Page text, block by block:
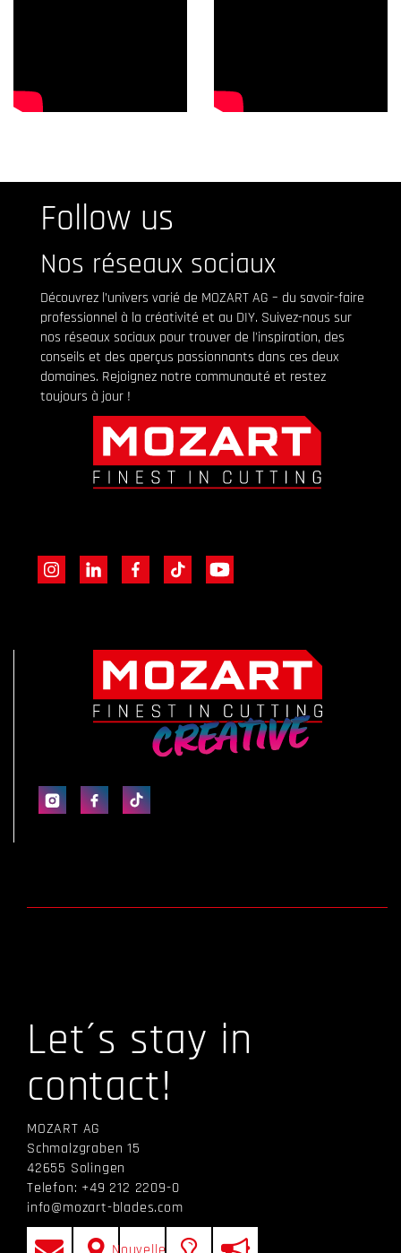
Follow us
Nos réseaux sociaux
Découvrez l’univers varié de MOZART AG – du savoir-faire
professionnel à la créativité et au DIY. Suivez-nous sur
nos réseaux sociaux pour trouver de l'inspiration, des
conseils et des aperçus passionnants dans ces deux
domaines. Rejoignez notre communauté et restez
toujours à jour !
Let´s stay in
contact!
MOZART AG
Schmalzgraben 15
42655 Solingen
Telefon: +49 212 2209-0
info@mozart-blades.com